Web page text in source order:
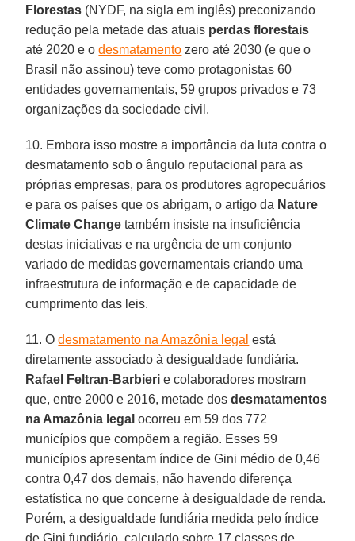
Florestas (NYDF, na sigla em inglês) preconizando
redução pela metade das atuais perdas florestais
até 2020 e odesmatamento zero até 2030 (e que o
Brasil não assinou) teve como protagonistas 60
entidades governamentais, 59 grupos privados e 73
organizações da sociedade civil.
10. Embora isso mostre a importância da luta contra o
desmatamento sob o ângulo reputacional para as
próprias empresas, para os produtores agropecuários
e para os países que os abrigam, o artigo da Nature
Climate Change também insiste na insuficiência
destas iniciativas e na urgência de um conjunto
variado de medidas governamentais criando uma
infraestrutura de informação e de capacidade de
cumprimento das leis.
11. Odesmatamento na Amazônia legal está
diretamente associado à desigualdade fundiária.
Rafael Feltran-Barbieri e colaboradores mostram
que, entre 2000 e 2016, metade dos desmatamentos
na Amazônia legal ocorreu em 59 dos 772
municípios que compõem a região. Esses 59
municípios apresentam índice de Gini médio de 0,46
contra 0,47 dos demais, não havendo diferença
estatística no que concerne à desigualdade de renda.
Porém, a desigualdade fundiária medida pelo índice
de Gini fundiário, calculado sobre 17 classes de